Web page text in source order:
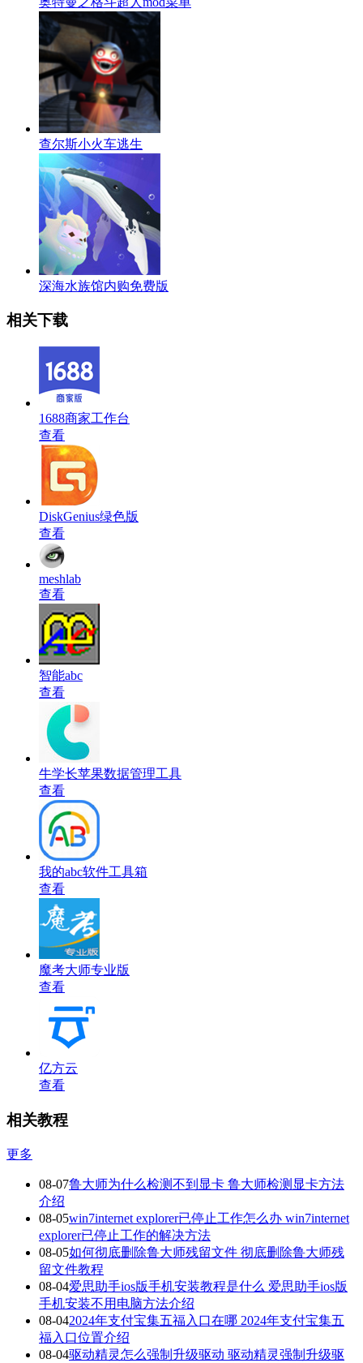
查尔斯小火车逃生
深海水族馆内购免费版
相关下载
1688商家工作台
查看
DiskGenius绿色版
查看
meshlab
查看
智能abc
查看
牛学长苹果数据管理工具
查看
我的abc软件工具箱
查看
魔考大师专业版
查看
亿方云
查看
相关教程
更多
08-07鲁大师为什么检测不到显卡 鲁大师检测显卡方法
介绍
08-05win7internet explorer已停止工作怎么办 win7internet
explorer已停止工作的解决方法
08-05如何彻底删除鲁大师残留文件 彻底删除鲁大师残
留文件教程
08-04爱思助手ios版手机安装教程是什么 爱思助手ios版
手机安装不用电脑方法介绍
08-042024年支付宝集五福入口在哪 2024年支付宝集五
福入口位置介绍
08-04驱动精灵怎么强制升级驱动 驱动精灵强制升级驱